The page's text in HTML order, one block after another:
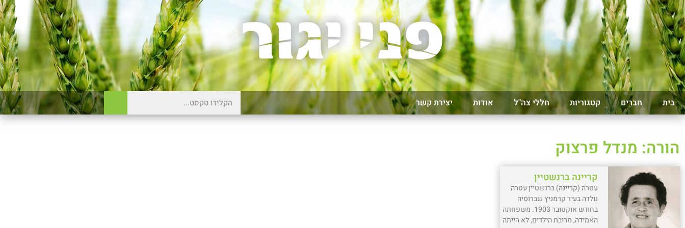
בית חברים קטגוריות חללי צה"ל אודות יצירת קשר
הורה: מנדל פרצוק
קריינה ברנשטיין
עטרה (קריינה) ברנשטיין עטרה
נולדה בעיר קרמניץ שברוסיה
בחודש אוקטובר 1903. משפחתה
האמידה, מרובת הילדים, לא הייתה